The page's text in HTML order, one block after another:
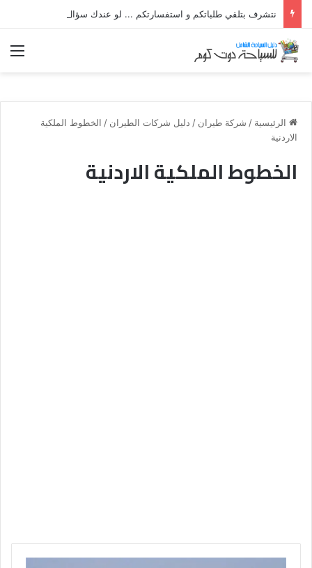
الرئيسية / شركة طيران / دليل شركات الطيران / الخطوط الملكية
الاردنية
الخطوط الملكية الاردنية